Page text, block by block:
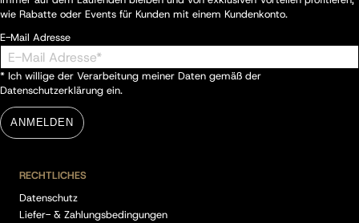
wie Rabatte oder Events für Kunden mit einem Kundenkonto.
E-Mail Adresse
* Ich willige der Verarbeitung meiner Daten gemäß der
Datenschutzerklärung ein.
ANMELDEN
RECHTLICHES
Datenschutz
Liefer- & Zahlungsbedingungen